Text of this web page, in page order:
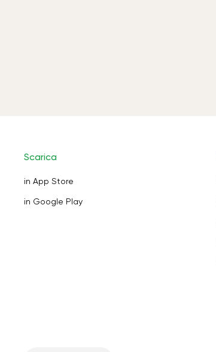
Scarica
in App Store
in Google Play